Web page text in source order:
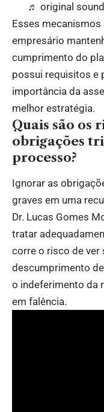
♬ original
Esses
empresário
cumprimento do
possui requisitos e
importância da
melhor estratégia.
Quais são os
obrigações
processo?
Ignorar as
graves em uma
Dr. Lucas Gomes
tratar
corre o risco de ver
descumprimento
o indeferimento da
em falência.